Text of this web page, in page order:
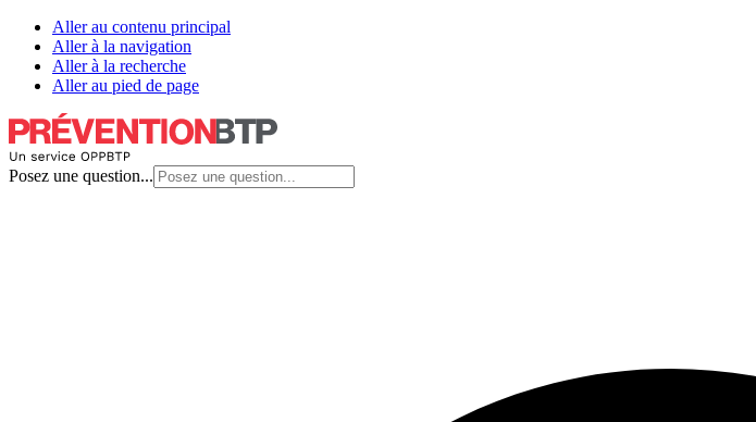
Aller au contenu principal
Aller à la navigation
Aller à la recherche
Aller au pied de page
Posez une question...